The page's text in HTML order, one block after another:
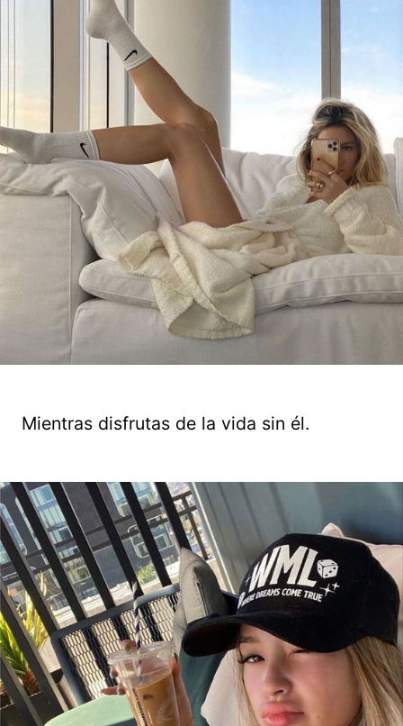
Mientras disfrutas de la vida sin él.